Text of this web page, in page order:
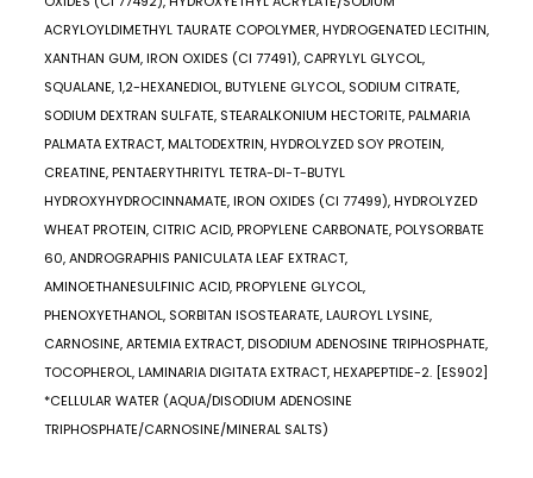
ACRYLOYLDIMETHYL TAURATE COPOLYMER, HYDROGENATED LECITHIN,
XANTHAN GUM, IRON OXIDES (CI 77491), CAPRYLYL GLYCOL,
SQUALANE, 1,2-HEXANEDIOL, BUTYLENE GLYCOL, SODIUM CITRATE,
SODIUM DEXTRAN SULFATE, STEARALKONIUM HECTORITE, PALMARIA
PALMATA EXTRACT, MALTODEXTRIN, HYDROLYZED SOY PROTEIN,
CREATINE, PENTAERYTHRITYL TETRA-DI-T-BUTYL
HYDROXYHYDROCINNAMATE, IRON OXIDES (CI 77499), HYDROLYZED
WHEAT PROTEIN, CITRIC ACID, PROPYLENE CARBONATE, POLYSORBATE
60, ANDROGRAPHIS PANICULATA LEAF EXTRACT,
AMINOETHANESULFINIC ACID, PROPYLENE GLYCOL,
PHENOXYETHANOL, SORBITAN ISOSTEARATE, LAUROYL LYSINE,
CARNOSINE, ARTEMIA EXTRACT, DISODIUM ADENOSINE TRIPHOSPHATE,
TOCOPHEROL, LAMINARIA DIGITATA EXTRACT, HEXAPEPTIDE-2. [ES902]
*CELLULAR WATER (AQUA/DISODIUM ADENOSINE
TRIPHOSPHATE/CARNOSINE/MINERAL SALTS)